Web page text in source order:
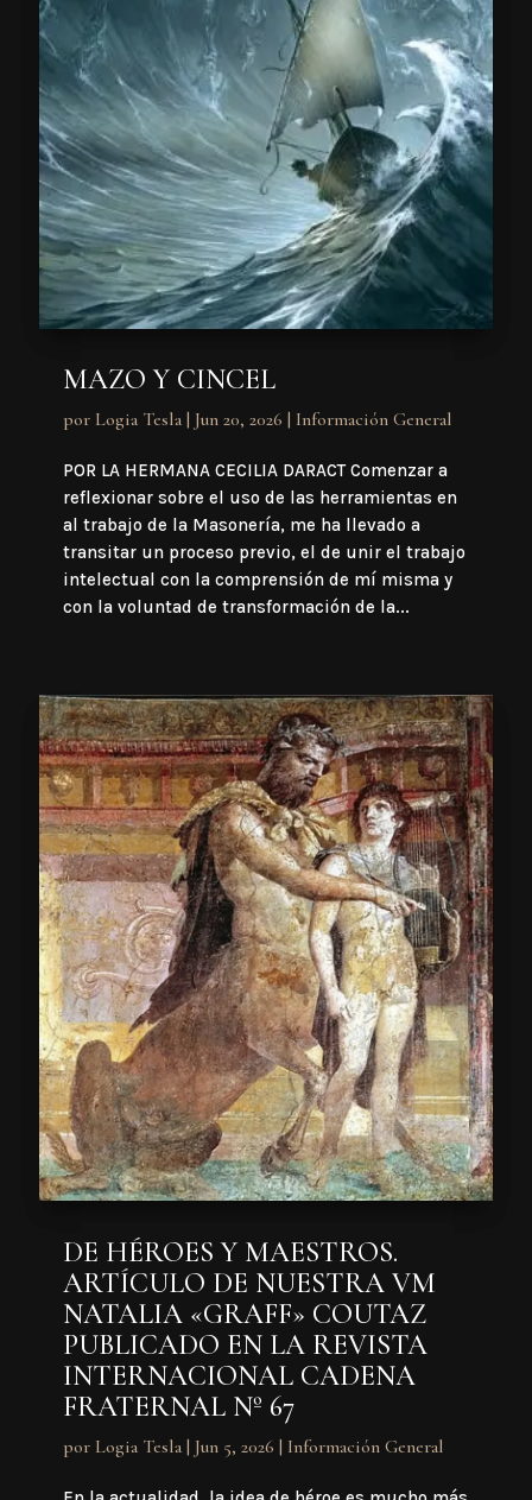
MAZO Y CINCEL
por Logia Tesla| Jun 20, 2026 | Información General
POR LA HERMANA CECILIA DARACT Comenzar a
reflexionar sobre el uso de las herramientas en
al trabajo de la Masonería, me ha llevado a
transitar un proceso previo, el de unir el trabajo
intelectual con la comprensión de mí misma y
con la voluntad de transformación de la...
DE HÉROES Y MAESTROS.
ARTÍCULO DE NUESTRA VM
NATALIA «GRAFF» COUTAZ
PUBLICADO EN LA REVISTA
INTERNACIONAL CADENA
FRATERNAL Nº 67
por Logia Tesla| Jun 5, 2026 | Información General